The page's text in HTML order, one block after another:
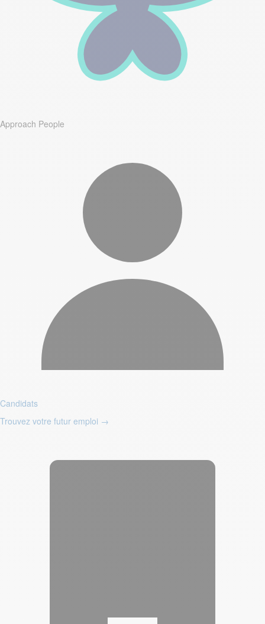
Approach People
Candidats
Trouvez votre futur emploi →